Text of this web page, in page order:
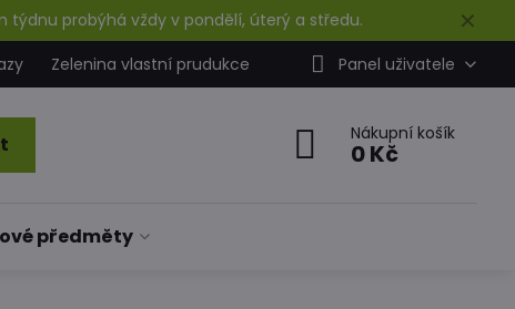
✕
týdnu probýhá vždy v pondělí, úterý a středu.
Zelenina vlastní prudukce Panel uživatele
Nákupní košík
0 Kč
předměty